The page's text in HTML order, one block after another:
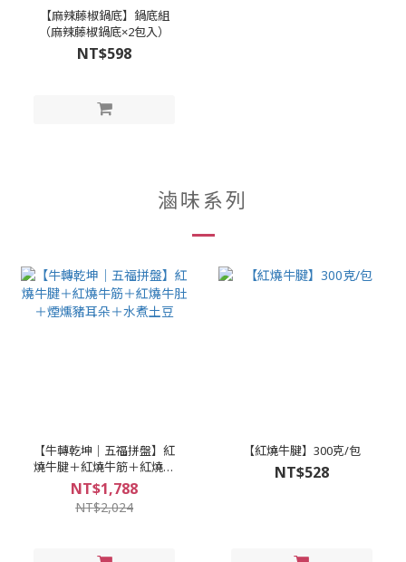
【麻辣藤椒鍋底】鍋底組
（麻辣藤椒鍋底×2包入）
NT$598
滷味系列
【牛轉乾坤｜五福拼盤】紅
燒牛腱＋紅燒牛筋＋紅燒牛
肚＋煙燻豬耳朵＋水煮土豆
NT$1,788
NT$2,024
【紅燒牛腱】300克/包
NT$528